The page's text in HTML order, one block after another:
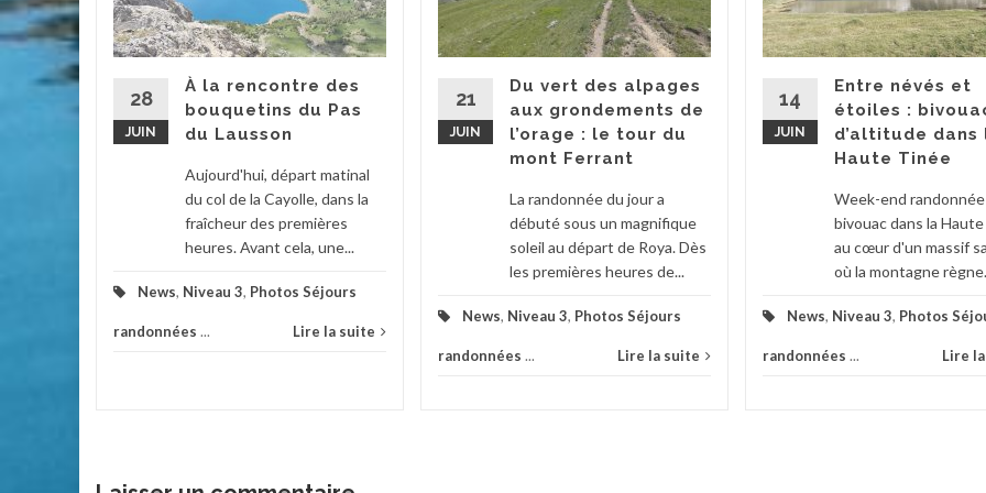
28
JUIN
À la rencontre des
bouquetins du Pas
du Lausson
Aujourd'hui, départ matinal
du col de la Cayolle, dans la
fraîcheur des premières
heures. Avant cela, une...
News, Niveau 3, Photos Séjours
randonnées ... Lire la suite
21
JUIN
Du vert des alpages
aux grondements de
l’orage : le tour du
mont Ferrant
La randonnée du jour a
débuté sous un magnifique
soleil au départ de Roya. Dès
les premières heures de...
News, Niveau 3, Photos Séjours
randonnées ... Lire la suite
14
JUIN
Entre névés et
étoiles :
d’altitude dans
Haute Tinée
Week-end
bivouac dans la
au cœur d'un massif
où la montagne
News, Niveau 3, Photos
randonnées ... Lire